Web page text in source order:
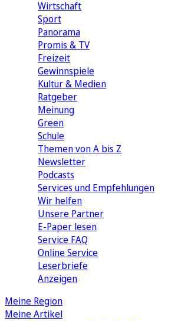
Wirtschaft
Sport
Panorama
Promis & TV
Freizeit
Gewinnspiele
Kultur & Medien
Ratgeber
Meinung
Green
Schule
Themen von A bis Z
Newsletter
Podcasts
Services und Empfehlungen
Wir helfen
Unsere Partner
E-Paper lesen
Service FAQ
Online Service
Leserbriefe
Anzeigen
Meine Region
Meine Artikel